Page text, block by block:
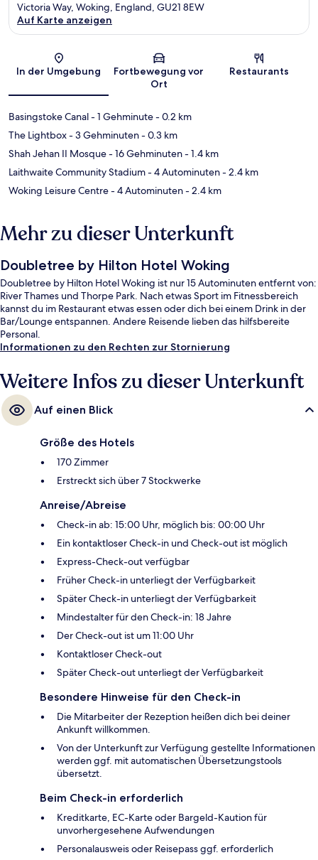
Karte
Victoria Way, Woking, England, GU21 8EW
Auf Karte anzeigen
In der Umgebung
Fortbewegung vor
Ort
Restaurants
Basingstoke Canal- 1 Gehminute- 0.2 km
The Lightbox- 3 Gehminuten- 0.3 km
Shah Jehan II Mosque- 16 Gehminuten- 1.4 km
Laithwaite Community Stadium- 4 Autominuten- 2.4 km
Woking Leisure Centre- 4 Autominuten- 2.4 km
Mehr zu dieser Unterkunft
Doubletree by Hilton Hotel Woking
Doubletree by Hilton Hotel Woking ist nur 15 Autominuten entfernt von:
River Thames und Thorpe Park. Nach etwas Sport im Fitnessbereich
kannst du im Restaurant etwas essen oder dich bei einem Drink in der
Bar/Lounge entspannen. Andere Reisende lieben das hilfsbereite
Personal.
Informationen zu den Rechten zur Stornierung
Weitere Infos zu dieser Unterkunft
Auf einen Blick
Größe des Hotels
170 Zimmer
Erstreckt sich über 7 Stockwerke
Anreise/Abreise
Check-in ab: 15:00 Uhr, möglich bis: 00:00 Uhr
Ein kontaktloser Check-in und Check-out ist möglich
Express-Check-out verfügbar
Früher Check-in unterliegt der Verfügbarkeit
Später Check-in unterliegt der Verfügbarkeit
Mindestalter für den Check-in: 18 Jahre
Der Check-out ist um 11:00 Uhr
Kontaktloser Check-out
Später Check-out unterliegt der Verfügbarkeit
Besondere Hinweise für den Check-in
Die Mitarbeiter der Rezeption heißen dich bei deiner
Ankunft willkommen.
Von der Unterkunft zur Verfügung gestellte Informationen
werden ggf. mit automatischen Übersetzungstools
übersetzt.
Beim Check-in erforderlich
Kreditkarte, EC-Karte oder Bargeld-Kaution für
unvorhergesehene Aufwendungen
Personalausweis oder Reisepass ggf. erforderlich